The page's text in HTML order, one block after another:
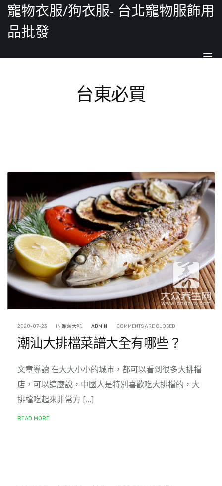
寵物衣服/狗衣服- 台北寵物服飾用
品批發
台東必買
2020-07-23 IN 旅遊天地 ADMIN COMMENTS ARE CLOSED
潮汕大排檔菜譜大全有哪些？
文章導讀 在大大小小的城市，都可以看到很多大排檔
店，可以這麼說，中國人是特別喜歡吃大排檔的，大
排檔吃起來非常方 […]
READ MORE